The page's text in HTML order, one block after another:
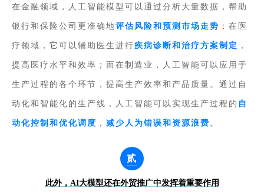
在金融领域，人工智能模型可以通过分析大量数据，帮助
银行和保险公司更准确地评估风险和预测市场走势 ；在医
疗领域，它可以辅助医生进行疾病诊断和治疗方案制定 ，
提高医疗水平和效率；而在制造业，人工智能可以应用于
生产过程的各个环节，提高生产效率和产品质量。通过自
动化和智能化的生产线，人工智能可以实现生产过程的 自
动化控制和优化调度 ， 减少人为错误和资源浪费 。
贰
此外，AI大模型还在外贸推广中发挥着重要作用